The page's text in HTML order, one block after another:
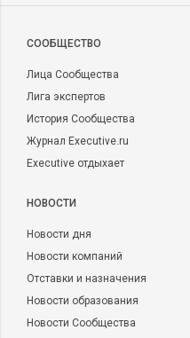
CООБЩЕСТВО
Лица Сообщества
Лига экспертов
История Сообщества
Журнал Executive.ru
Executive отдыхает
НОВОСТИ
Новости дня
Новости компаний
Отставки и назначения
Новости образования
Новости Сообщества